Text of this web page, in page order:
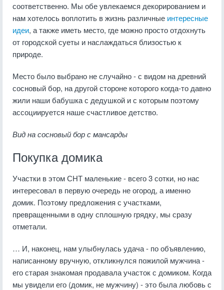
соответственно. Мы обе увлекаемся декорированием и
нам хотелось воплотить в жизнь различные интересные
идеи, а также иметь место, где можно просто отдохнуть
от городской суеты и наслаждаться близостью к
природе.
Место было выбрано не случайно - с видом на древний
сосновый бор, на другой стороне которого когда-то давно
жили наши бабушка с дедушкой и с которым поэтому
ассоциируется наше счастливое детство.
Вид на сосновый бор с мансарды
Покупка домика
Участки в этом СНТ маленькие - всего 3 сотки, но нас
интересовал в первую очередь не огород, а именно
домик. Поэтому предложения с участками,
превращенными в одну сплошную грядку, мы сразу
отметали.
… И, наконец, нам улыбнулась удача - по объявлению,
написанному вручную, откликнулся пожилой мужчина -
его старая знакомая продавала участок с домиком. Когда
мы увидели его (домик, не мужчину) - это была любовь с